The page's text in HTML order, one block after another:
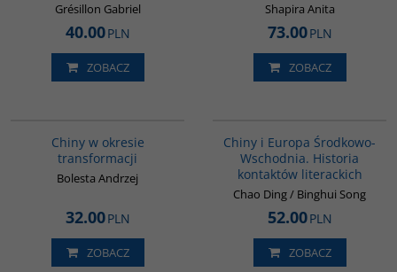
Grésillon Gabriel
40.00PLN
ZOBACZ
Shapira Anita
73.00PLN
ZOBACZ
Chiny w okresie
transformacji
Bolesta Andrzej
32.00PLN
ZOBACZ
Chiny i Europa Środkowo-
Wschodnia. Historia
kontaktów literackich
Chao Ding / Binghui Song
52.00PLN
ZOBACZ